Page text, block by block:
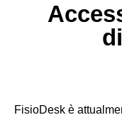
FisioDesk è